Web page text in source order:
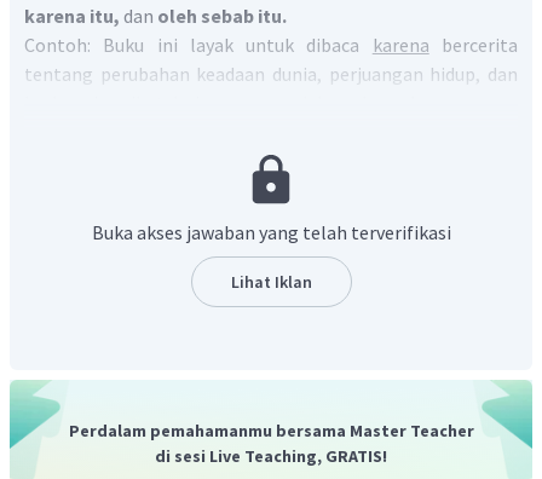
karena itu, dan oleh sebab itu.
Contoh: Buku ini layak untuk dibaca
karena bercerita
tentang perubahan keadaan dunia, perjuangan hidup, dan
merupakan konjungsi penyebaban terdiri dari karena,
sebab, oleh karena itu, dan oleh sebab itu.
Buka akses jawaban yang telah terverifikasi
Lihat Iklan
Perdalam pemahamanmu bersama Master Teacher
di sesi Live Teaching, GRATIS!